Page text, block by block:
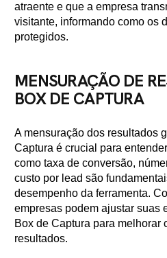
atraente e que a empresa
visitante, informando como os
protegidos.
MENSURAÇÃO DE
BOX DE CAPTURA
A mensuração dos resultados
Captura é crucial para
como taxa de conversão,
custo por lead são
desempenho da ferramenta.
empresas podem ajustar suas
Box de Captura para melhorar
resultados.